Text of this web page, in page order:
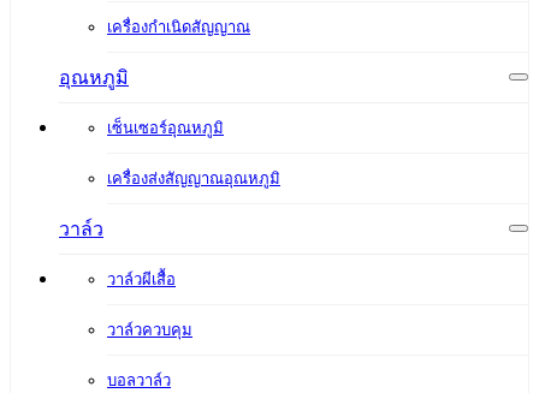
เครื่องกำเนิดสัญญาณ
อุณหภูมิ
เซ็นเซอร์อุณหภูมิ
เครื่องส่งสัญญาณอุณหภูมิ
วาล์ว
วาล์วผีเสื้อ
วาล์วควบคุม
บอลวาล์ว